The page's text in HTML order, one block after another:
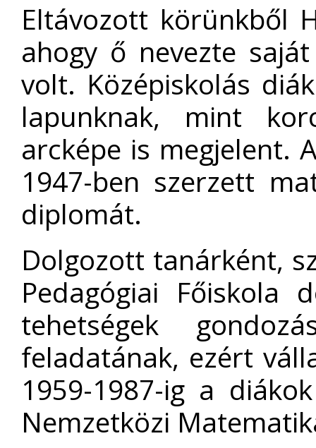
Eltávozott körünkből
ahogy ő nevezte
volt. Középiskolás
lapunknak, mint
arcképe is megjelent.
1947-ben szerzett
diplomát.
Dolgozott tanárként,
Pedagógiai Főiskola
tehetségek
feladatának, ezért
1959-1987-ig a
Nemzetközi